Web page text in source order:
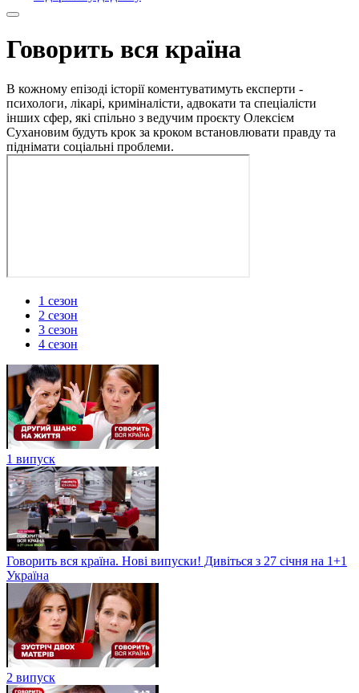
Говорить вся країна
В кожному епізоді історії коментуватимуть експерти -
психологи, лікарі, криміналісти, адвокати та спеціалісти
інших сфер, які спільно з ведучим проєкту Олексієм
Сухановим будуть крок за кроком встановлювати правду та
піднімати соціальні проблеми.
1 сезон
2 сезон
3 сезон
4 сезон
1 випуск
Говорить вся країна. Нові випуски! Дивіться з 27 січня на 1+1
Україна
2 випуск